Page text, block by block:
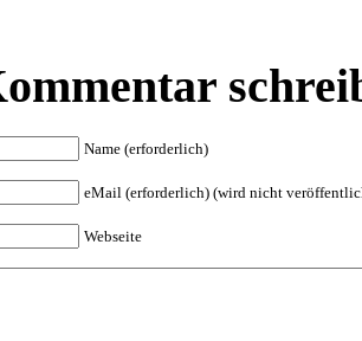
Name (erforderlich)
eMail (erforderlich) (wird nicht
Webseite